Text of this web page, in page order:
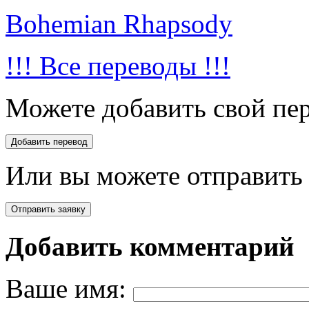
Bohemian Rhapsody
!!! Все переводы !!!
Можете добавить свой
Или вы можете отправить
Добавить комментарий
Ваше имя: